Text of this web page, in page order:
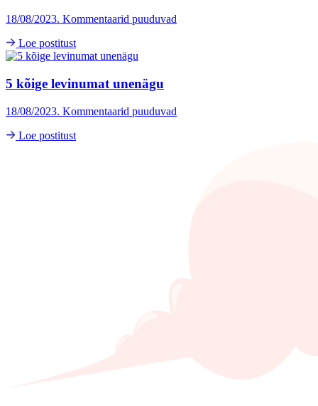
18/08/2023. Kommentaarid puuduvad
Loe postitust
5 kõige levinumat unenägu
18/08/2023. Kommentaarid puuduvad
Loe postitust